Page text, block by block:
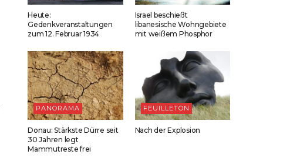
Heute:
Gedenkveranstaltungen
zum 12. Februar 1934
Israel beschießt
libanesische Wohngebiete
mit weißem Phosphor
PANORAMA
Donau: Stärkste Dürre seit
30 Jahren legt
Mammutreste frei
FEUILLETON
Nach der Explosion